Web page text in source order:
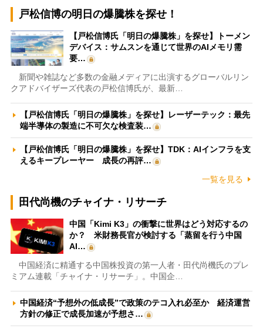
戸松信博の明日の爆騰株を探せ！
【戸松信博氏「明日の爆騰株」を探せ】トーメン
デバイス：サムスンを通じて世界のAIメモリ需
要…
新聞や雑誌など多数の金融メディアに出演するグローバルリン
クアドバイザーズ代表の戸松信博氏が、最新…
【戸松信博氏「明日の爆騰株」を探せ】レーザーテック：最先
端半導体の製造に不可欠な検査装…
【戸松信博氏「明日の爆騰株」を探せ】TDK：AIインフラを支
えるキープレーヤー 成長の再評…
一覧を見る
田代尚機のチャイナ・リサーチ
中国「Kimi K3」の衝撃に世界はどう対応するの
か？ 米財務長官が検討する「蒸留を行う中国
AI…
中国経済に精通する中国株投資の第一人者・田代尚機氏のプレ
ミアム連載「チャイナ・リサーチ」。中国企…
中国経済“予想外の低成長”で政策のテコ入れ必至か 経済運営
方針の修正で成長加速が予想さ…